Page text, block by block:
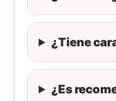
¿Tiene
¿Es